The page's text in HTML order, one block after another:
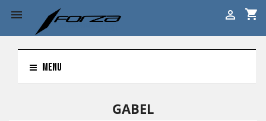
 shopping_cart

MENU
GABEL